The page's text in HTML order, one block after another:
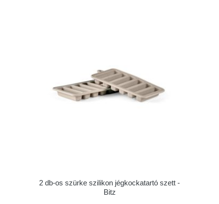
2 db-os szürke szilikon jégkockatartó szett -
Bitz